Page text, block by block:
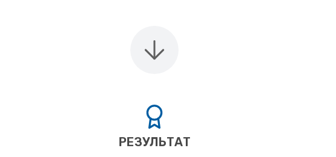
РЕЗУЛЬТАТ